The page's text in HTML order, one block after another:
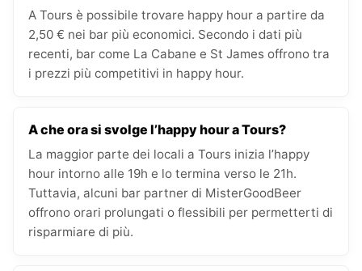
A Tours è possibile trovare happy hour a partire da
2,50 € nei bar più economici. Secondo i dati più
recenti, bar come La Cabane e St James offrono tra
i prezzi più competitivi in happy hour.
A che ora si svolge l’happy hour a Tours?
La maggior parte dei locali a Tours inizia l’happy
hour intorno alle 19h e lo termina verso le 21h.
Tuttavia, alcuni bar partner di MisterGoodBeer
offrono orari prolungati o flessibili per permetterti di
risparmiare di più.